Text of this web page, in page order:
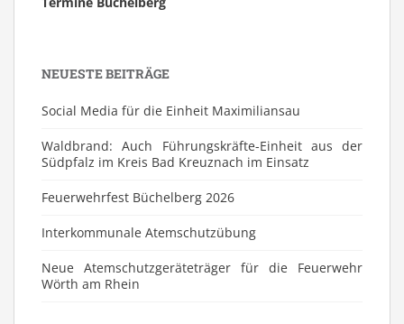
NEUESTE BEITRÄGE
Social Media für die Einheit Maximiliansau
Waldbrand: Auch Führungskräfte-Einheit aus der
Südpfalz im Kreis Bad Kreuznach im Einsatz
Feuerwehrfest Büchelberg 2026
⁠Interkommunale Atemschutzübung
Neue Atemschutzgeräteträger für die Feuerwehr
Wörth am Rhein